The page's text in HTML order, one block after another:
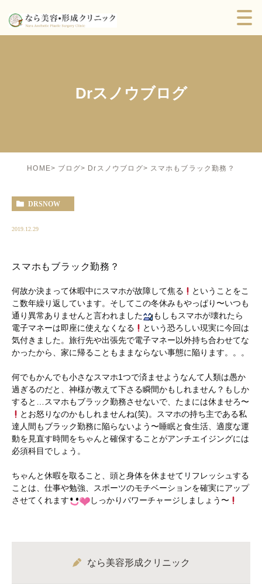
Drスノウブログ
HOME ブログ Drスノウブログ スマホもブラック勤務？
DRSNOW
2019.12.29
スマホもブラック勤務？
何故か決まって休暇中にスマホが故障して焦る
ということをこ
こ数年繰り返しています。そしてこの冬休みもやっぱり〜いつも
通り異常ありませんと言われました
もしもスマホが壊れたら
電子マネーは即座に使えなくなる
という恐ろしい現実に今回は
気付きました。旅行先や出張先で電子マネー以外持ち合わせてな
かったから、家に帰ることもままならない事態に陥ります。。。
何でもかんでも小さなスマホ1つで済ませようなんて人類は愚か
過ぎるのだと、神様が教えて下さる瞬間かもしれません？もしか
すると…スマホもブラック勤務させないで、たまには休ませろ〜
とお怒りなのかもしれませんね(笑)。スマホの持ち主である私
達人間もブラック勤務に陥らないよう〜睡眠と食生活、適度な運
動を見直す時間をちゃんと確保することがアンチエイジングには
必須科目でしょう。
ちゃんと休暇を取ること、頭と身体を休ませてリフレッシュする
ことは、仕事や勉強、スポーツのモチベーションを確実にアップ
させてくれます
しっかりパワーチャージしましょう〜
なら美容形成クリニック